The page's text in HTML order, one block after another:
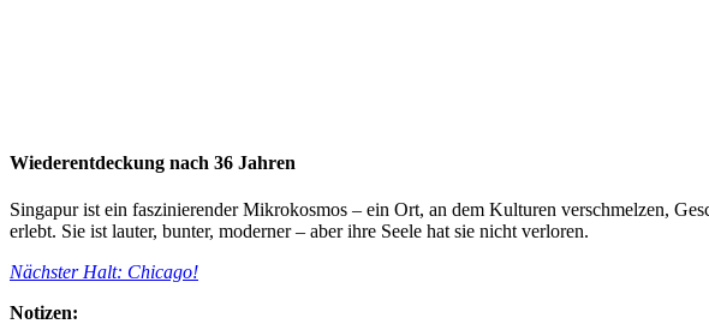
Wiederentdeckung nach 36 Jahren
Singapur ist ein faszinierender Mikrokosmos – ein Ort, an dem Kulturen verschmelzen,
erlebt. Sie ist lauter, bunter, moderner – aber ihre Seele hat sie nicht verloren.
Nächster Halt: Chicago!
Notizen: